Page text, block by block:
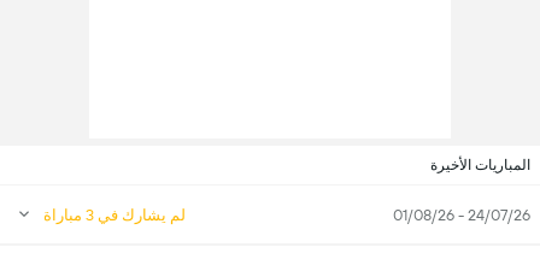
المباريات الأخيرة
24/07/26 - 01/08/26 لم يشارك في 3 مباراة